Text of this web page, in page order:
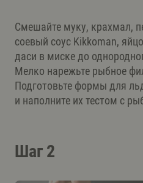
Смешайте муку, крахмал,
соевый соус Kikkoman,
даcи в миске до
Мелко нарежьте рыбное
Подготовьте формы для
и наполните их тестом с
Шаг 2